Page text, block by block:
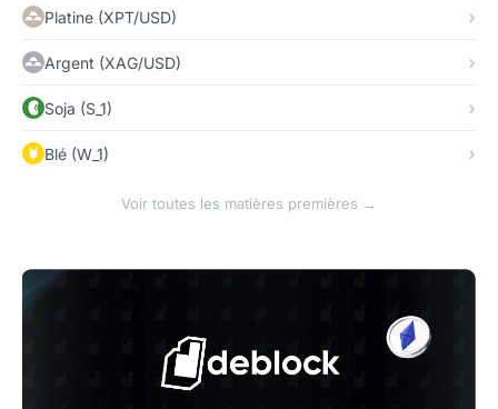
Platine (XPT/USD)
Argent (XAG/USD)
Soja (S_1)
Blé (W_1)
Voir toutes les matières premières →